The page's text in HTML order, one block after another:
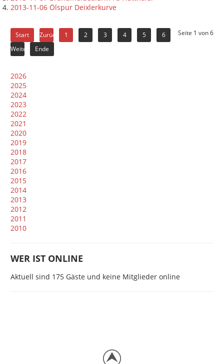
2013-11-06 Ölspur Deixlerkurve
Seite 1 von 6
Start Zurück 1 2 3 4 5
6
Weiter
Ende
2026
2025
2024
2023
2022
2021
2020
2019
2018
2017
2016
2015
2014
2013
2012
2011
2010
WER IST ONLINE
Aktuell sind 175 Gäste und keine Mitglieder online